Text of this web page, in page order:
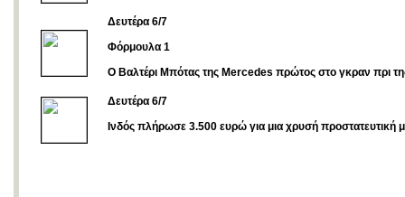
Δευτέρα 6/7
Φόρμουλα 1
Ο Βαλτέρι Μπότας της Mercedes πρώτος στο γκραν πρι
Δευτέρα 6/7
Ινδός πλήρωσε 3.500 ευρώ για μια χρυσή προστατευτική